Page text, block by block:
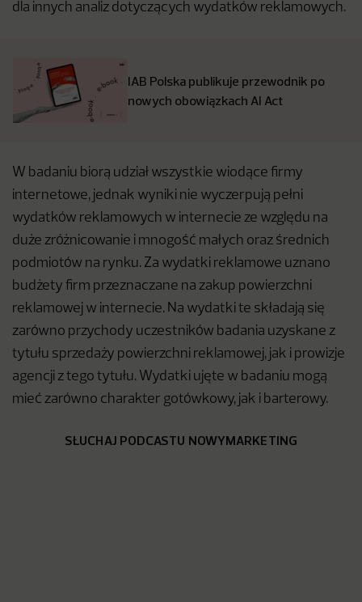
dla innych analiz dotyczących wydatków reklamowych.
IAB Polska publikuje przewodnik po
nowych obowiązkach AI Act
W badaniu biorą udział wszystkie wiodące firmy
internetowe, jednak wyniki nie wyczerpują pełni
wydatków reklamowych w internecie ze względu na
duże zróżnicowanie i mnogość małych oraz średnich
podmiotów na rynku. Za wydatki reklamowe uznano
budżety firm przeznaczane na zakup powierzchni
reklamowej w internecie. Na wydatki te składają się
zarówno przychody uczestników badania uzyskane z
tytułu sprzedaży powierzchni reklamowej, jak i prowizje
agencji z tego tytułu. Wydatki ujęte w badaniu mogą
mieć zarówno charakter gotówkowy, jak i barterowy.
SŁUCHAJ PODCASTU NOWYMARKETING